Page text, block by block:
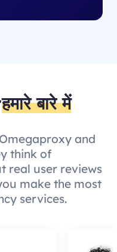
हमारे बारे में
and
think of
real user reviews
make the most
services.